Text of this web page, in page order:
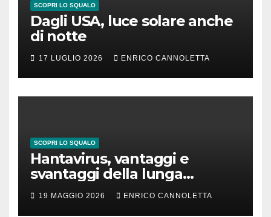
SCOPRI LO SQUALO
Dagli USA, luce solare anche
di notte
17 LUGLIO 2026 ENRICO CANNOLETTA
SCOPRI LO SQUALO
Hantavirus, vantaggi e
svantaggi della lunga
incubazione
19 MAGGIO 2026 ENRICO CANNOLETTA